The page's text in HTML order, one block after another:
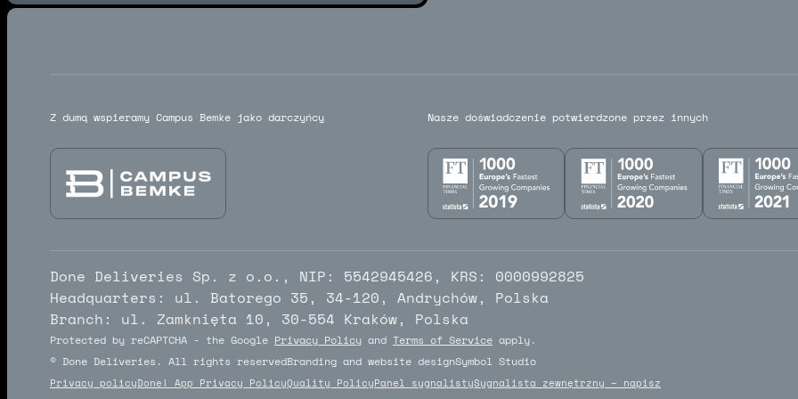
Z dumą wspieramy Campus Bemke jako darczyńcy Nasze doświadczenie potwierdzone przez innych
Done Deliveries Sp. z o.o., NIP: 5542945426, KRS: 0000992825
Headquarters: ul. Batorego 35, 34-120, Andrychów, Polska
Branch: ul. Zamknięta 10, 30-554 Kraków, Polska
Protected by reCAPTCHA - the Google Privacy Policy and Terms of Service apply.
© Done Deliveries. All rights reservedBranding and website designSymbol Studio
Symbol Studio
Privacy policyDone! App Privacy PolicyQuality PolicyPanel sygnalistySygnalista zewnętrzny – napisz